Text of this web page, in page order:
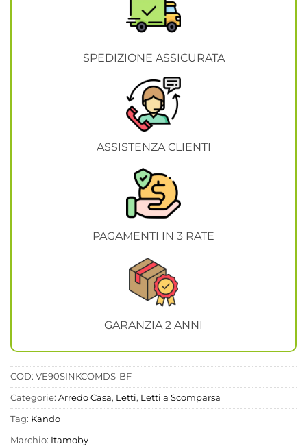
SPEDIZIONE ASSICURATA
ASSISTENZA CLIENTI
PAGAMENTI IN 3 RATE
GARANZIA 2 ANNI
COD: VE90SINKCOMDS-BF
Categorie: Arredo Casa, Letti, Letti a Scomparsa
Tag: Kando
Marchio: Itamoby